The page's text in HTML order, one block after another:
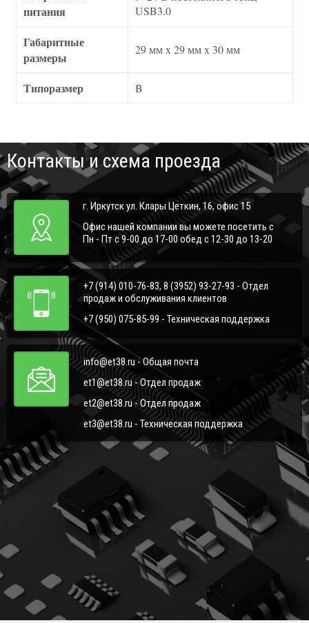
питания
USB3.0
Габаритные
размеры
29 мм x 29 мм x 30 мм
Типоразмер B
Контакты и схема проезда
г. Иркутск ул. Клары Цеткин, 16, офис 15
Офис нашей компании вы можете посетить с
Пн - Пт с 9-00 до 17-00 обед с 12-30 до 13-20
+7 (914) 010-76-83, 8 (3952) 93-27-93 - Отдел
продаж и обслуживания клиентов
+7 (950) 075-85-99 - Техническая поддержка
info@et38.ru - Общая почта
et1@et38.ru - Отдел продаж
et2@et38.ru - Отдел продаж
et3@et38.ru - Техническая поддержка